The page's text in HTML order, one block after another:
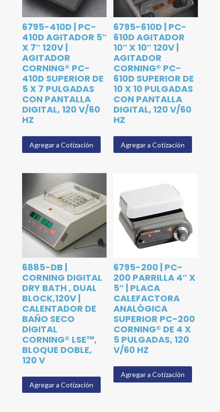
6795-410D | PC-
410D AGITADOR 5″
X 7″ 120V |
AGITADOR
CORNING® PC-
410D SUPERIOR DE
5 X 7 PULGADAS
CON PANTALLA
DIGITAL, 120 V/60
HZ
Agregar a Cotización
6795-610D | PC-
610D AGITADOR
10″ X 10″ 120V |
AGITADOR
CORNING® PC-
610D SUPERIOR DE
10 X 10 PULGADAS
CON PANTALLA
DIGITAL, 120 V/60
HZ
Agregar a Cotización
6885-DB |
CORNING DIGITAL
DRY BATH , DUAL
BLOCK,120V |
CALENTADOR DE
BAÑO SECO
DIGITAL
CORNING® LSE™,
BLOQUE DOBLE,
120 V
Agregar a Cotización
6795-200 | PC-
200 PARRILLA 4″ X
5″ | PLACA
CALEFACTORA
ANALÓGICA
SUPERIOR PC-200
CORNING® DE 4 X
5 PULGADAS, 120
V/60 HZ
Agregar a Cotización